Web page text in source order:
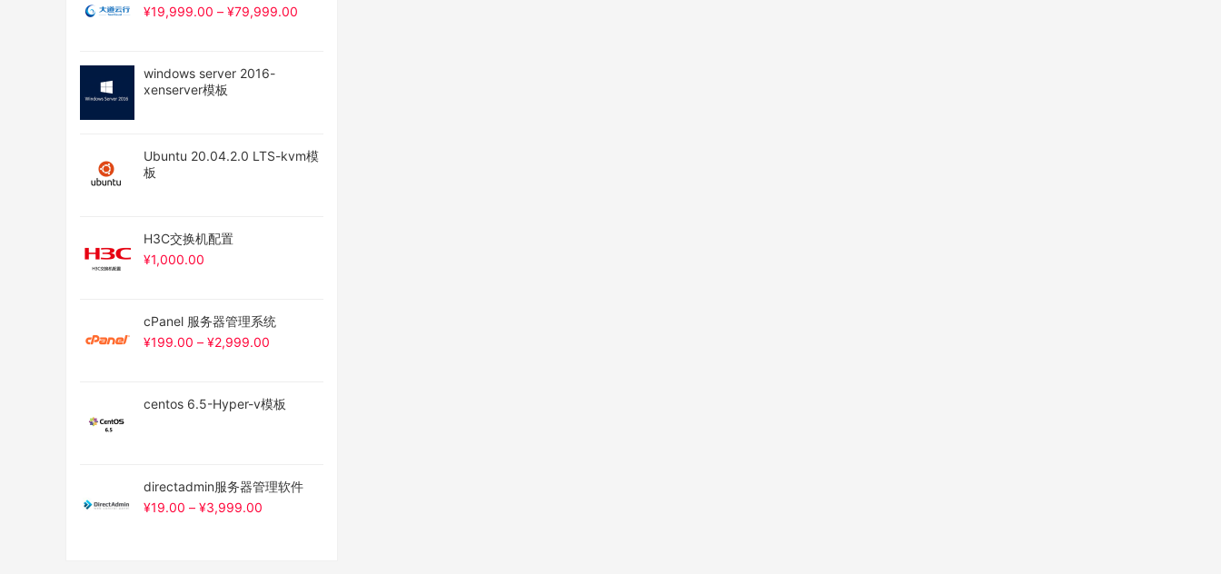
¥19,999.00 – ¥79,999.00
windows server 2016-
xenserver模板
Ubuntu 20.04.2.0 LTS-kvm模
板
H3C交换机配置
¥1,000.00
cPanel 服务器管理系统
¥199.00 – ¥2,999.00
centos 6.5-Hyper-v模板
directadmin服务器管理软件
¥19.00 – ¥3,999.00